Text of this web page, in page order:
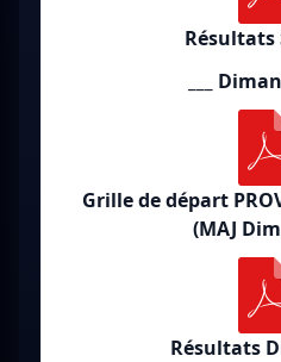
Résultats
___
Grille de départ
(MAJ
Résultats